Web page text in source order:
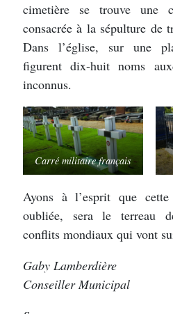
cimetière se trouve une
consacrée à la sépulture de
Dans l’église, sur une
figurent dix-huit noms
inconnus.
Carré militaire français
Ayons à l’esprit que
oubliée, sera le terreau
conflits mondiaux qui vont
Gaby Lamberdière
Conseiller Municipal